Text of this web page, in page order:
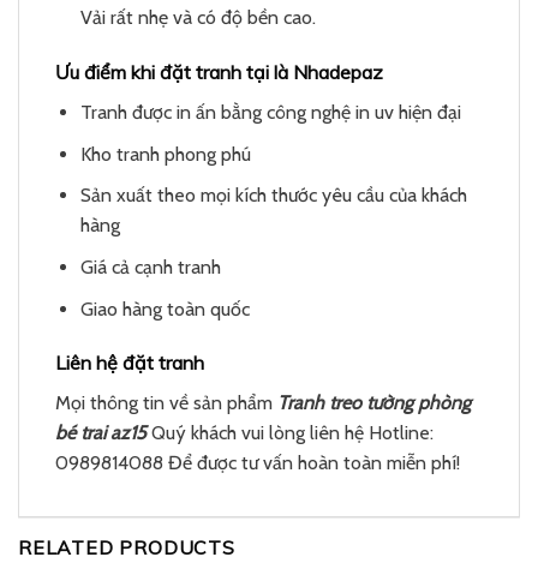
Vải rất nhẹ và có độ bền cao.
Ưu điểm khi đặt tranh tại là Nhadepaz
Tranh được in ấn bằng công nghệ in uv hiện đại
Kho tranh phong phú
Sản xuất theo mọi kích thước yêu cầu của khách
hàng
Giá cả cạnh tranh
Giao hàng toàn quốc
Liên hệ đặt tranh
Mọi thông tin về sản phẩm Tranh treo tường phòng
bé trai az15 Quý khách vui lòng liên hệ Hotline:
0989814088 Để được tư vấn hoàn toàn miễn phí!
RELATED PRODUCTS